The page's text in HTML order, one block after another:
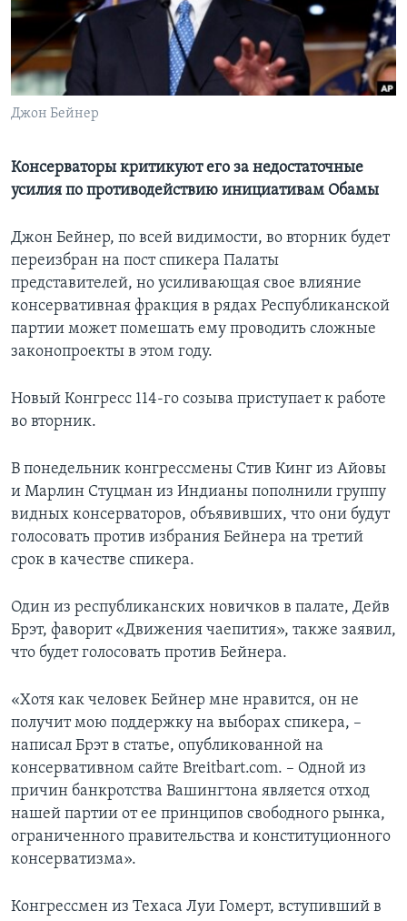
Learning English
СОЦИАЛЬНЫЕ СЕТИ
Языки
Джон Бейнер
Консерваторы критикуют его за недостаточные
усилия по противодействию инициативам Обамы
Джон Бейнер, по всей видимости, во вторник будет
переизбран на пост спикера Палаты
представителей, но усиливающая свое влияние
консервативная фракция в рядах Республиканской
партии может помешать ему проводить сложные
законопроекты в этом году.
Новый Конгресс 114-го созыва приступает к работе
во вторник.
В понедельник конгрессмены Стив Кинг из Айовы
и Марлин Стуцман из Индианы пополнили группу
видных консерваторов, объявивших, что они будут
голосовать против избрания Бейнера на третий
срок в качестве спикера.
Один из республиканских новичков в палате, Дейв
Брэт, фаворит «Движения чаепития», также заявил,
что будет голосовать против Бейнера.
«Хотя как человек Бейнер мне нравится, он не
получит мою поддержку на выборах спикера, –
написал Брэт в статье, опубликованной на
консервативном сайте Breitbart.com. – Одной из
причин банкротства Вашингтона является отход
нашей партии от ее принципов свободного рынка,
ограниченного правительства и конституционного
консерватизма».
Конгрессмен из Техаса Луи Гомерт, вступивший в